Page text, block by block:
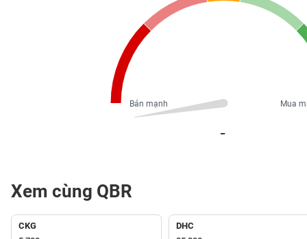
Mua
Bán mạnh
Xem cùng QBR
CKG
DHC
Ngành
(-)